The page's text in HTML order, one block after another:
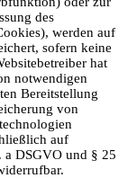
des
werden auf
sofern keine
hat
notwendigen
Bereitstellung
von
auf
DSGVO und § 25